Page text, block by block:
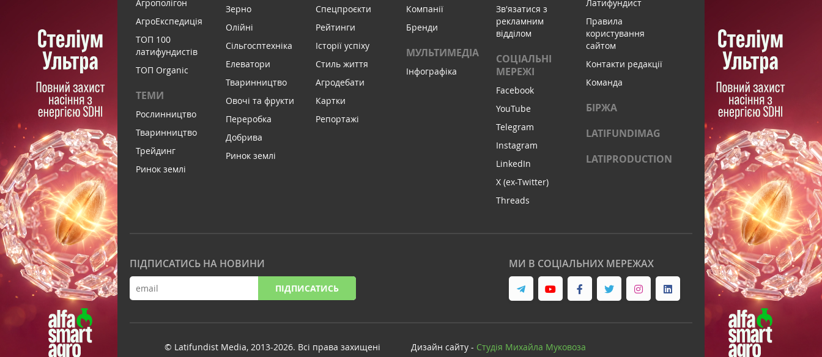
Агрополігон
АгроЕкспедиція
ТОП 100
латифундистів
ТОП Organic
ТЕМИ
Рослинництво
Тваринництво
Трейдинг
Ринок землі
Зерно
Олійні
Сільгосптехніка
Елеватори
Тваринництво
Овочі та фрукти
Переробка
Добрива
Ринок землі
Спецпроєкти
Рейтинги
Історії успіху
Стиль життя
Агродебати
Картки
Репортажі
Компанії
Бренди
МУЛЬТИМЕДІА
Інфографіка
Зв'язатися з
рекламним
відділом
СОЦІАЛЬНІ
МЕРЕЖІ
Facebook
YouTube
Telegram
Instagram
LinkedIn
X (ex-Twitter)
Threads
Латифундист
Правила
користування
сайтом
Контакти редакції
Команда
БІРЖА
LATIFUNDIMAG
LATIPRODUCTION
ПІДПИСАТИСЬ НА НОВИНИ
ПІДПИСАТИСЬ
МИ В СОЦІАЛЬНИХ МЕРЕЖАХ
© Latifundist Media, 2013-2026. Всі права захищені Дизайн сайту - Cтудія Михайла Муковоза